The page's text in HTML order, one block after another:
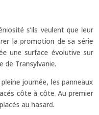
s’ils veulent que leur
la promotion de sa série
une surface évolutive sur
de Transylvanie.
journée, les panneaux
côte à côte. Au premier
au hasard.